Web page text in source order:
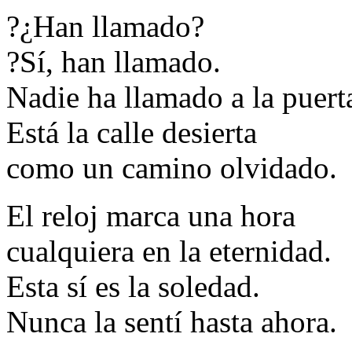
?¿Han llamado?
?Sí, han llamado.
Nadie ha llamado a la
Está la calle desierta
como un camino olvidado.
El reloj marca una hora
cualquiera en la eternidad.
Esta sí es la soledad.
Nunca la sentí hasta ahora.